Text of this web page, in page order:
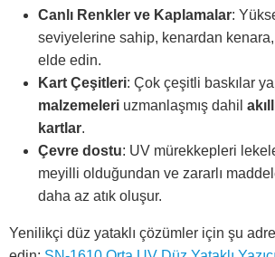
Canlı Renkler ve Kaplamalar:
seviyelerine sahip, kenardan
elde edin.
Kart Çeşitleri: Çok çeşitli baskılar
malzemeleri uzmanlaşmış dahil
kartlar.
Çevre dostu: UV mürekkepleri
meyilli olduğundan ve zararlı
daha az atık oluşur.
Yenilikçi düz yataklı çözümler için şu